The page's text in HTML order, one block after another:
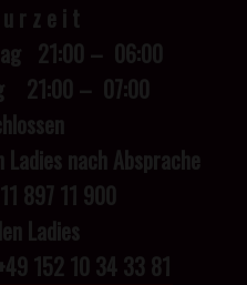
r z e i t
21:00 – 06:00
21:00 – 07:00
nach Absprache
897 11 900
Ladies
152 10 34 33 81